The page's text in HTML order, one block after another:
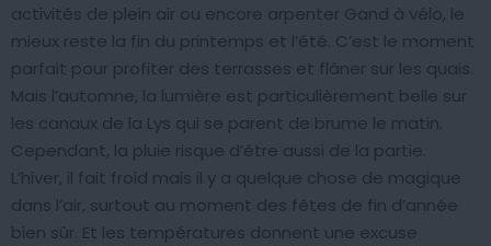
activités de plein air ou encore arpenter Gand à vélo, le
mieux reste la fin du printemps et l’été. C’est le moment
parfait pour profiter des terrasses et flâner sur les quais.
Mais l’automne, la lumière est particulièrement belle sur
les canaux de la Lys qui se parent de brume le matin.
Cependant, la pluie risque d’être aussi de la partie.
L’hiver, il fait froid mais il y a quelque chose de magique
dans l’air, surtout au moment des fêtes de fin d’année
bien sûr. Et les températures donnent une excuse